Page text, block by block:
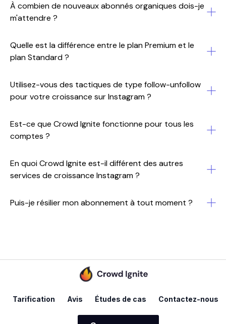
À combien de nouveaux abonnés organiques dois-je
m'attendre ?
Quelle est la différence entre le plan Premium et le
plan Standard ?
Utilisez-vous des tactiques de type follow-unfollow
pour votre croissance sur Instagram ?
Est-ce que Crowd Ignite fonctionne pour tous les
comptes ?
En quoi Crowd Ignite est-il différent des autres
services de croissance Instagram ?
Puis-je résilier mon abonnement à tout moment ?
Tarification Avis Études de cas Contactez-nous